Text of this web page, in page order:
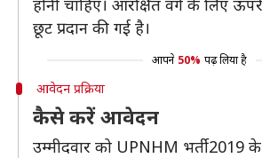
होनी चाहिए। आरक्षित वर्ग के लिए
छूट प्रदान की गई है।
आपने 50% पढ़ लिया है
आवेदन प्रक्रिया
कैसे करें आवेदन
उम्मीदवार को UPNHM भर्ती